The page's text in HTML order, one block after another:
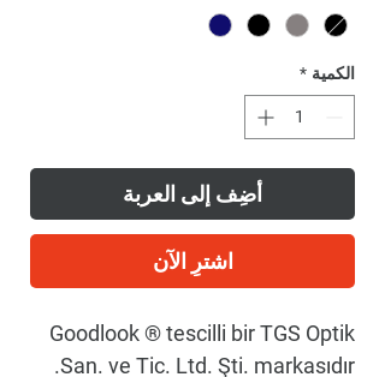
الكمية *
أضِف إلى العربة
اشترِ الآن
Goodlook ® tescilli bir TGS Optik
San. ve Tic. Ltd. Şti. markasıdır.